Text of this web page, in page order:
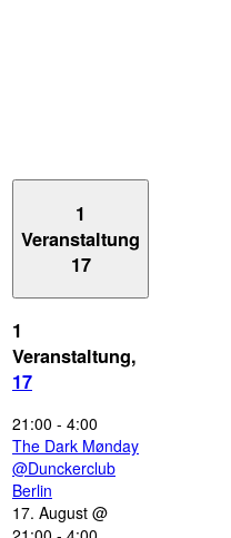
1
Veranstaltung
17
1
Veranstaltung,
17
21:00 - 4:00
The Dark Mønday
@Dunckerclub
Berlin
17. August @